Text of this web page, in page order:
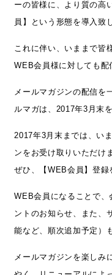
ーの皆様に、より質の高
員】という形態を導入致
これに伴い、いままで皆
WEB会員様に対しても配
メールマガジンの配信を
ルマガは、2017年3月末
2017年3月末までは、い
ンをお受け取りいただけ
ぜひ、【WEB会員】登録
WEB会員になることで
ントのお知らせ、また、
能など、順次追加予定）
メールマガジンを楽しみ